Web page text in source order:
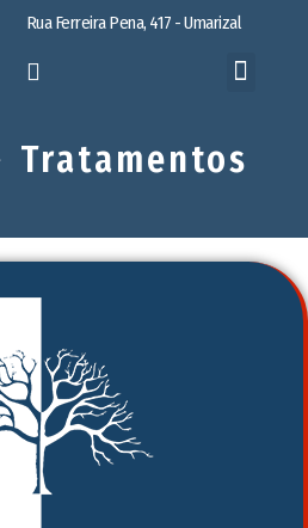
Rua Ferreira Pena, 417 - Umarizal
Tratamentos